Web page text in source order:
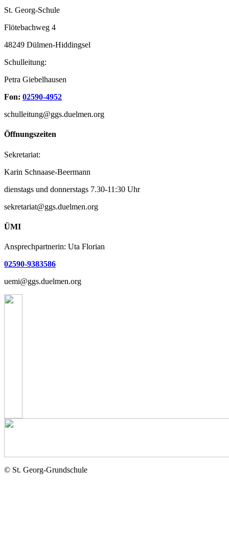
St. Georg-Schule
Flötebachweg 4
48249 Dülmen-Hiddingsel
Schulleitung:
Petra Giebelhausen
Fon: 02590-4952
schulleitung@ggs.duelmen.org
Öffnungszeiten
Sekretariat:
Karin Schnaase-Beermann
dienstags und donnerstags 7.30-11:30 Uhr
sekretariat@ggs.duelmen.org
ÜMI
Ansprechpartnerin: Uta Florian
02590-9383586
uemi@ggs.duelmen.org
© St. Georg-Grundschule